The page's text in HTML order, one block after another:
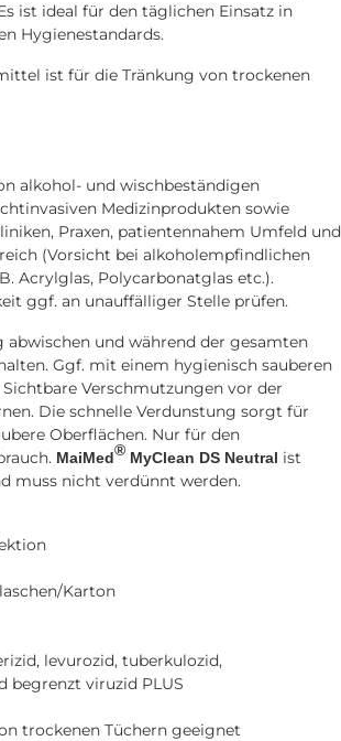
ist ideal für den täglichen Einsatz in
Hygienestandards.
ist für die Tränkung von trockenen
alkohol- und wischbeständigen
Medizinprodukten sowie
Praxen, patientennahem Umfeld und
(Vorsicht bei alkoholempfindlichen
Acrylglas, Polycarbonatglas etc.).
ggf. an unauffälliger Stelle prüfen.
abwischen und während der gesamten
Ggf. mit einem hygienisch sauberen
Verschmutzungen vor der
Die schnelle Verdunstung sorgt für
Oberflächen. Nur für den
MaiMed® MyClean DS Neutral ist
muss nicht verdünnt werden.
Karton
levurozid, tuberkulozid,
begrenzt viruzid PLUS
trockenen Tüchern geeignet